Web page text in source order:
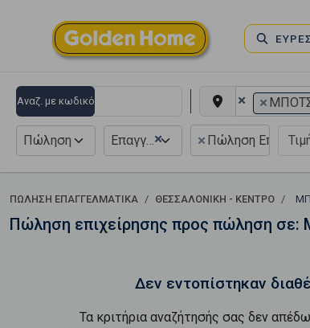
Αναζ. με κωδικό × ×
Πώληση ×
Επαγγελματικό × Πώληση
ΠΏΛΗΣΗ ΕΠΑΓΓΕΛΜΑΤΙΚΆ ΘΕΣΣΑΛΟΝΙΚΗ - ΚΕΝΤΡΟ
Πώληση επιχείρησης προς πώληση σε:
Δεν εντοπίστηκαν
Τα κριτήρια αναζήτησής σας δεν